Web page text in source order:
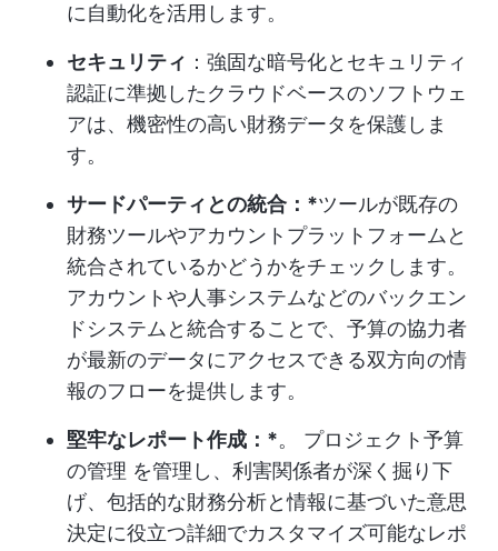
に自動化を活用します。
セキュリティ ：強固な暗号化とセキュリティ
認証に準拠したクラウドベースのソフトウェ
アは、機密性の高い財務データを保護しま
す。
サードパーティとの統合：*ツールが既存の
財務ツールやアカウントプラットフォームと
統合されているかどうかをチェックします。
アカウントや人事システムなどのバックエン
ドシステムと統合することで、予算の協力者
が最新のデータにアクセスできる双方向の情
報のフローを提供します。
堅牢なレポート作成：*。
プロジェクト予算
の管理 を管理し、利害関係者が深く掘り下
げ、包括的な財務分析と情報に基づいた意思
決定に役立つ詳細でカスタマイズ可能なレポ